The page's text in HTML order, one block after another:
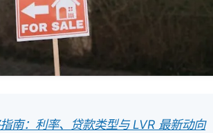
南：利率、贷款类型与 LVR 最新动向